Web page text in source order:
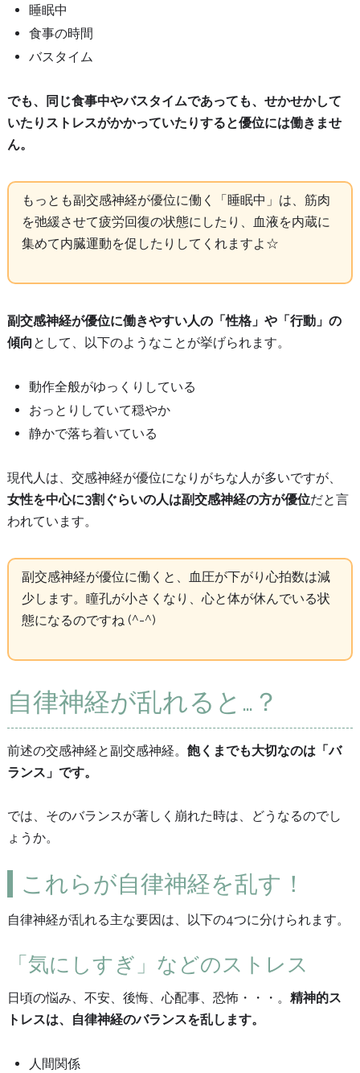
睡眠中
食事の時間
バスタイム
でも、同じ食事中やバスタイムであっても、せかせかして
いたりストレスがかかっていたりすると優位には働きませ
ん。
もっとも副交感神経が優位に働く「睡眠中」は、筋肉
を弛緩させて疲労回復の状態にしたり、血液を内蔵に
集めて内臓運動を促したりしてくれますよ☆
副交感神経が優位に働きやすい人の「性格」や「行動」の
傾向 として、以下のようなことが挙げられます。
動作全般がゆっくりしている
おっとりしていて穏やか
静かで落ち着いている
現代人は、交感神経が優位になりがちな人が多いですが、
女性を中心に3割ぐらいの人は副交感神経の方が優位だと言
われています。
副交感神経が優位に働くと、血圧が下がり心拍数は減
少します。瞳孔が小さくなり、心と体が休んでいる状
態になるのですね (^-^)
自律神経が乱れると…？
前述の交感神経と副交感神経。 飽くまでも大切なのは「バ
ランス」です。
では、そのバランスが著しく崩れた時は、どうなるのでし
ょうか。
これらが自律神経を乱す！
自律神経が乱れる主な要因は、以下の4つに分けられます。
「気にしすぎ」などのストレス
日頃の悩み、不安、後悔、心配事、恐怖・・・。 精神的ス
トレスは、自律神経のバランスを乱します。
人間関係